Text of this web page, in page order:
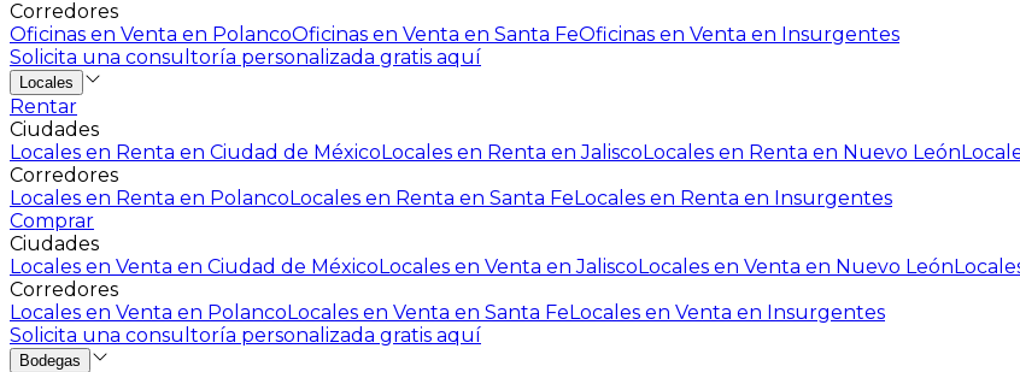
Corredores
Oficinas en Venta en PolancoOficinas en Venta en Santa FeOficinas en Venta en Insurgentes
Solicita una consultoría personalizada gratis aquí
Locales
Rentar
Ciudades
Locales en Renta en Ciudad de MéxicoLocales en Renta en JaliscoLocales en Renta en Nuevo León
Corredores
Locales en Renta en PolancoLocales en Renta en Santa FeLocales en Renta en Insurgentes
Comprar
Ciudades
Locales en Venta en Ciudad de MéxicoLocales en Venta en JaliscoLocales en Venta en Nuevo León
Corredores
Locales en Venta en PolancoLocales en Venta en Santa FeLocales en Venta en Insurgentes
Solicita una consultoría personalizada gratis aquí
Bodegas